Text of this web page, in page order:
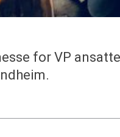
for VP ansatte